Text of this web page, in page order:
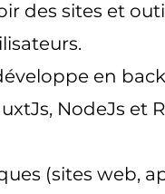
des sites et
en
NodeJs et
(sites web,